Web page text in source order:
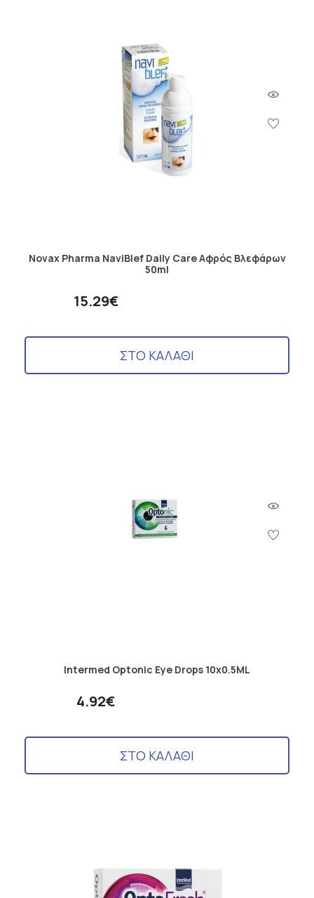
Novax Pharma NaviBlef Daily Care Αφρός Βλεφάρων
50ml
15.29€
ΣΤΟ ΚΑΛΑΘΙ
Intermed Optonic Eye Drops 10x0.5ML
4.92€
ΣΤΟ ΚΑΛΑΘΙ